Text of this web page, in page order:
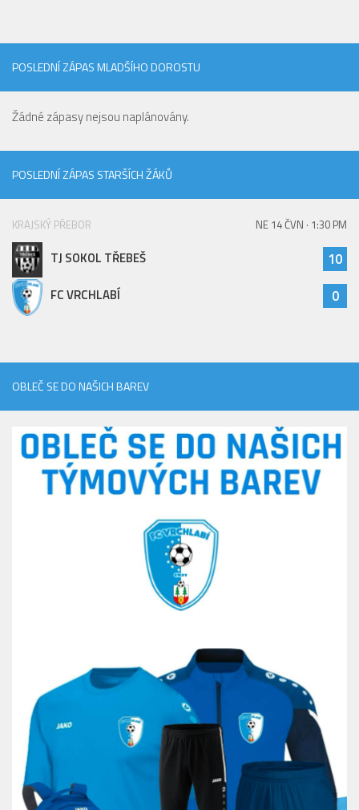
POSLEDNÍ ZÁPAS MLADŠÍHO DOROSTU
Žádné zápasy nejsou naplánovány.
POSLEDNÍ ZÁPAS STARŠÍCH ŽÁKŮ
KRAJSKÝ PŘEBOR NE 14 ČVN · 1:30 PM
TJ SOKOL TŘEBEŠ 10
FC VRCHLABÍ 0
OBLEČ SE DO NAŠICH BAREV